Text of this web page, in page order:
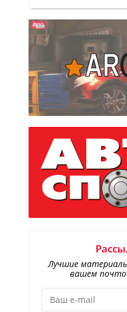
Лучшие
вашем